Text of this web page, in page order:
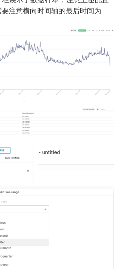
注意横向时间轴的最后时间为